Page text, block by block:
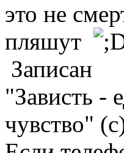
это не
пляшут
Записан
"Зависть -
чувство"